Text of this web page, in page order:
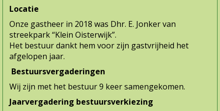
Locatie
Onze gastheer in 2018 was Dhr. E. Jonker van
streekpark “Klein Oisterwijk”.
Het bestuur dankt hem voor zijn gastvrijheid het
afgelopen jaar.
Bestuursvergaderingen
Wij zijn met het bestuur 9 keer samengekomen.
Jaarvergadering bestuursverkiezing